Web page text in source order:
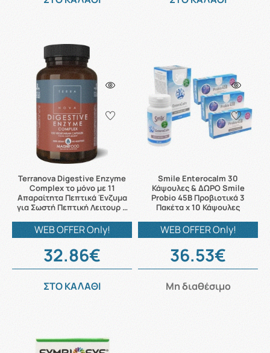
Terranova Digestive Enzyme
Complex το μόνο με 11
Απαραίτητα Πεπτικά Ένζυμα
για Σωστή Πεπτική Λειτουρ …
WEB OFFER Only!
32.86€
ΣΤΟ ΚΑΛΑΘΙ
Smile Enterocalm 30
Κάψουλες & ΔΩΡΟ Smile
Probio 45B Προβιοτικά 3
Πακέτα x 10 Κάψουλες
WEB OFFER Only!
36.53€
Μη διαθέσιμο